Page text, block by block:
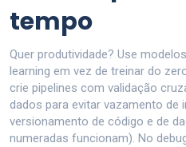
tempo
Quer produtividade? Use
learning em vez de treinar do
crie pipelines com validação
dados para evitar vazamento de
versionamento de código e de
numeradas funcionam). No